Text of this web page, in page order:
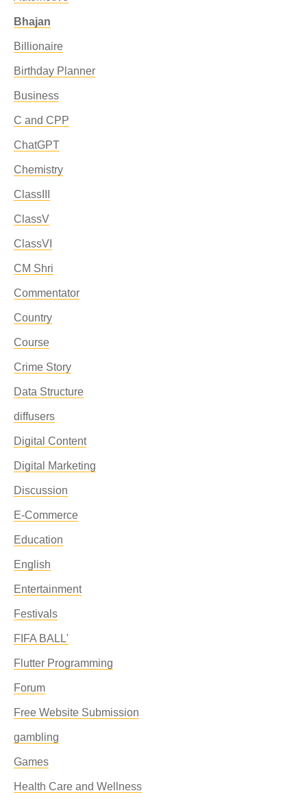
Bhajan
Billionaire
Birthday Planner
Business
C and CPP
ChatGPT
Chemistry
ClassIII
ClassV
ClassVI
CM Shri
Commentator
Country
Course
Crime Story
Data Structure
diffusers
Digital Content
Digital Marketing
Discussion
E-Commerce
Education
English
Entertainment
Festivals
FIFA BALL'
Flutter Programming
Forum
Free Website Submission
gambling
Games
Health Care and Wellness